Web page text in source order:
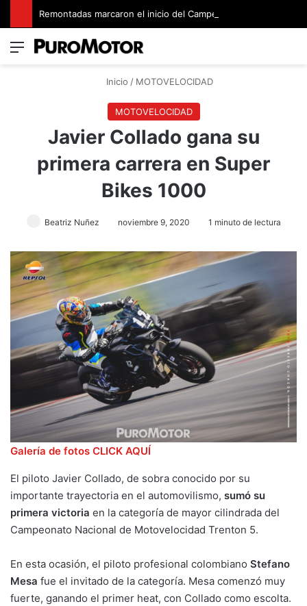
Menú
Inicio / MOTOVELOCIDAD
MOTOVELOCIDAD
Javier Collado gana su
primera carrera en Super
Bikes 1000
Beatriz Nuñez noviembre 9, 2020 1 minuto de lectura
Galería de fotos CLICK AQUÍ
El piloto Javier Collado, de sobra conocido por su
importante trayectoria en el automovilismo, sumó su
primera victoria en la categoría de mayor cilindrada del
Campeonato Nacional de Motovelocidad Trenton 5.
En esta ocasión, el piloto profesional colombiano Stefano
Mesa fue el invitado de la categoría. Mesa comenzó muy
fuerte, ganando el primer heat, con Collado como escolta.